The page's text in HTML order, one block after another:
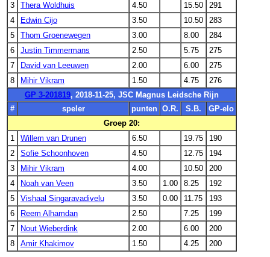
3
Thera Woldhuis 4.50 15.50
291
4
Edwin Cijo 3.50 10.50
283
5
Thom Groenewegen 3.00 8.00
284
6
Justin Timmermans 2.50 5.75
275
7
David van Leeuwen 2.00 6.00
275
8
Mihir Vikram 1.50 4.75
276
GP 3-201819, 2018-11-25, JSC Magnus Leidsche Rijn
#
speler punten O.R. S.B.
GP-elo
Groep 20:
1
Willem van Drunen 6.50 19.75
190
2
Sofie Schoonhoven 4.50 12.75
194
3
Mihir Vikram 4.00 10.50
200
4
Noah van Veen 3.50 1.00 8.25
192
5
Vishaal Singaravadivelu 3.50 0.00 11.75
193
6
Reem Alhamdan 2.50 7.25
199
7
Nout Wieberdink 2.00 6.00
200
8
Amir Khakimov 1.50 4.25 200